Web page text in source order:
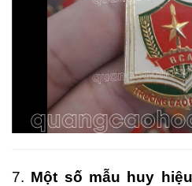
7. Một số mẫu huy